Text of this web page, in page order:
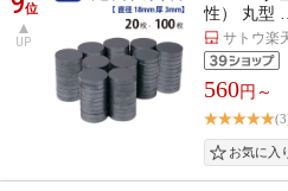
位
UP
性） 丸型 …
サトウ楽
560円～